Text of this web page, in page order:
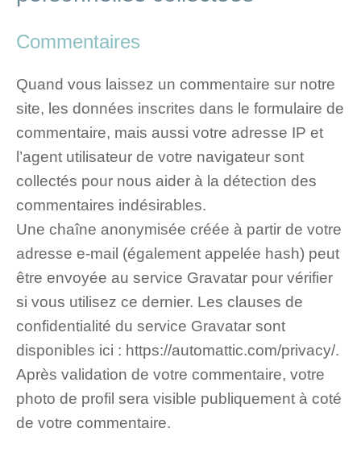
Commentaires
Quand vous laissez un commentaire sur notre
site, les données inscrites dans le formulaire de
commentaire, mais aussi votre adresse IP et
l’agent utilisateur de votre navigateur sont
collectés pour nous aider à la détection des
commentaires indésirables.
Une chaîne anonymisée créée à partir de votre
adresse e-mail (également appelée hash) peut
être envoyée au service Gravatar pour vérifier
si vous utilisez ce dernier. Les clauses de
confidentialité du service Gravatar sont
disponibles ici : https://automattic.com/privacy/.
Après validation de votre commentaire, votre
photo de profil sera visible publiquement à coté
de votre commentaire.